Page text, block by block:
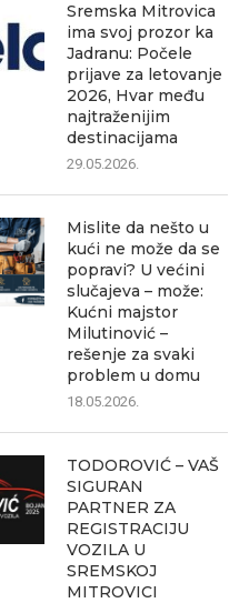
Sremska Mitrovica
ima svoj prozor ka
Jadranu: Počele
prijave za letovanje
2026, Hvar među
najtraženijim
destinacijama
29.05.2026.
Mislite da nešto u
kući ne može da se
popravi? U većini
slučajeva – može:
Kućni majstor
Milutinović –
rešenje za svaki
problem u domu
18.05.2026.
TODOROVIĆ – VAŠ
SIGURAN
PARTNER ZA
REGISTRACIJU
VOZILA U
SREMSKOJ
MITROVICI